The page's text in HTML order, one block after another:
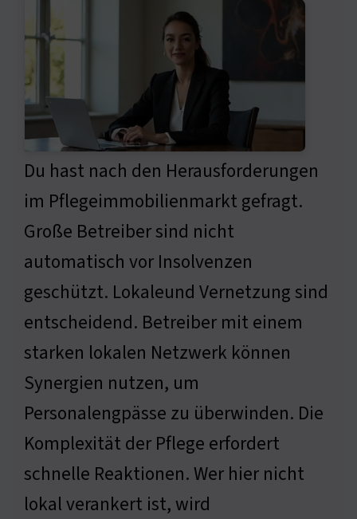
Du hast nach den Herausforderungen
im Pflegeimmobilienmarkt gefragt.
Große Betreiber sind nicht
automatisch vor Insolvenzen
geschützt. Lokaleund Vernetzung sind
entscheidend. Betreiber mit einem
starken lokalen Netzwerk können
Synergien nutzen, um
Personalengpässe zu überwinden. Die
Komplexität der Pflege erfordert
schnelle Reaktionen. Wer hier nicht
lokal verankert ist, wird